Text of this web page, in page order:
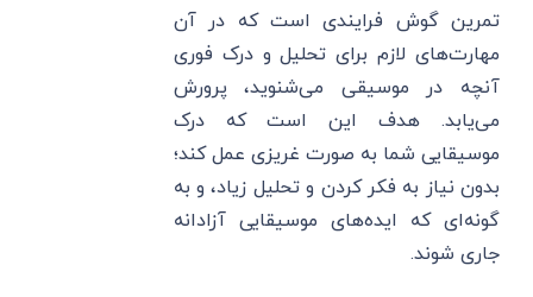
تمرین گوش فرایندی است که در آن
مهارت‌های لازم برای تحلیل و درک فوری
آنچه در موسیقی می‌شنوید، پرورش
می‌یابد. هدف این است که درک
موسیقایی شما به صورت غریزی عمل کند؛
بدون نیاز به فکر کردن و تحلیل زیاد، و به
گونه‌ای که ایده‌های موسیقایی آزادانه
جاری شوند.